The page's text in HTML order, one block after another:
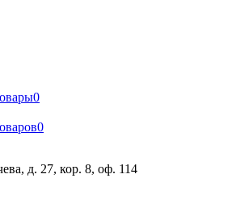
0
0
д. 27, кор. 8, оф. 114